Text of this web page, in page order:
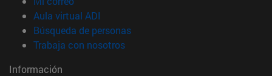
Aula virtual ADI
Búsqueda de personas(abre en nueva ventana)
Trabaja con nosotros(abre en nueva ventana)
Información